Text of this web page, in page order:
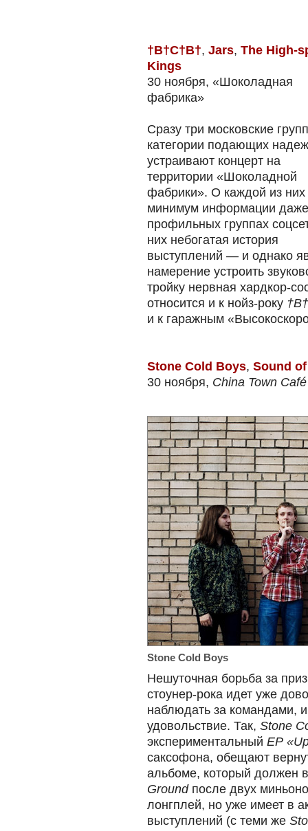
†B†C†B†, Jars, The High-
Kings
30 ноября, «Шоколадная
фабрика»
Сразу три московские
категории подающих
устраивают концерт на
территории «Шоколадной
фабрики». О каждой из них
минимум информации
профильных группах
них небогатая история
выступлений — и однако
намерение устроить
тройку нервная хардкор-
относится и к нойз-року
и к гаражным
Stone Cold Boys, Sound
30 ноября, China Town Café
Stone Cold Boys
Нешуточная борьба за
стоунер-рока идет уже
наблюдать за командами,
удовольствие. Так, Stone
экспериментальный EP
саксофона, обещают
альбоме, который должен
Groundпосле двух
лонгплей, но уже имеет в
выступлений (с теми же